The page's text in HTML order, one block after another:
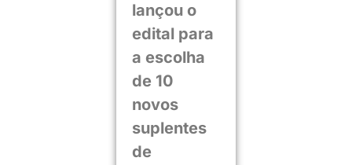
lançou o
edital para
a escolha
de 10
novos
suplentes
de